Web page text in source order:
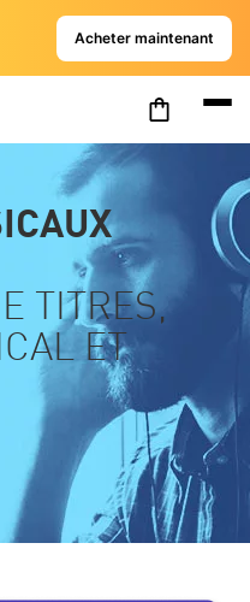
Acheter maintenant
TITRES,
ET